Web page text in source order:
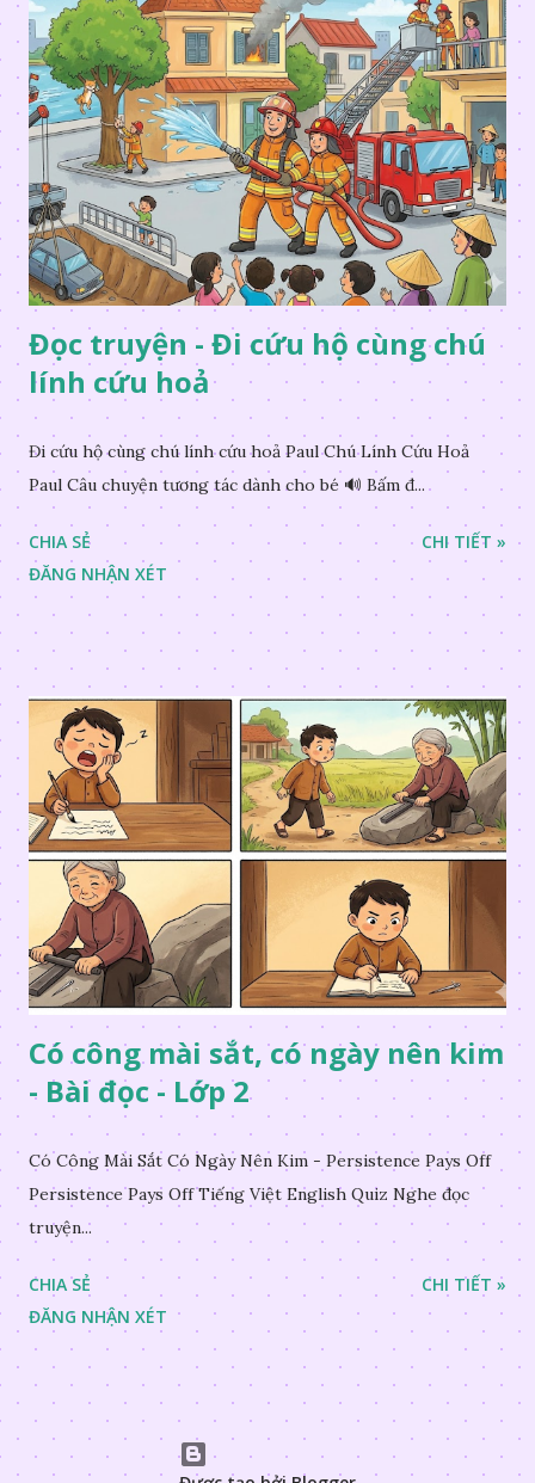
Đọc truyện - Đi cứu hộ cùng chú
lính cứu hoả
Đi cứu hộ cùng chú lính cứu hoả Paul Chú Lính Cứu Hoả
Paul Câu chuyện tương tác dành cho bé 🔊 Bấm đ...
CHIA SẺ
ĐĂNG NHẬN XÉT
CHI TIẾT »
Có công mài sắt, có ngày nên kim
- Bài đọc - Lớp 2
Có Công Mài Sắt Có Ngày Nên Kim - Persistence Pays Off
Persistence Pays Off Tiếng Việt English Quiz Nghe đọc
truyện...
CHIA SẺ
ĐĂNG NHẬN XÉT
CHI TIẾT »